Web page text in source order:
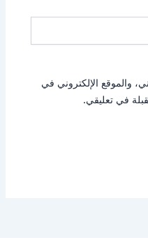
والموقع الإلكتروني في
في تعليقي.